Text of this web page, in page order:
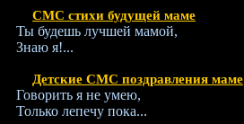
СМС стихи будущей маме
Ты будешь лучшей мамой,
Знаю я!...
Детские СМС поздравления маме
Говорить я не умею,
Только лепечу пока...